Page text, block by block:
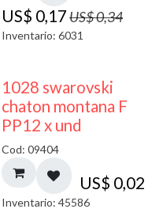
US$ 0,17US$0,34
Inventario: 6031
1028 swarovski
chaton montana F
PP12 x und
Cod: 09404
US$ 0,02
Inventario: 45586